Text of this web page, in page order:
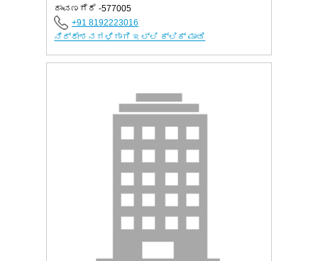
ದಾವಣಗೆರೆ -577005
+91 8192223016
ನಿರ್ದೇಶನಗಳಿಗಾಗಿ ಇಲ್ಲಿ ಕ್ಲಿಕ್ ಮಾಡಿ